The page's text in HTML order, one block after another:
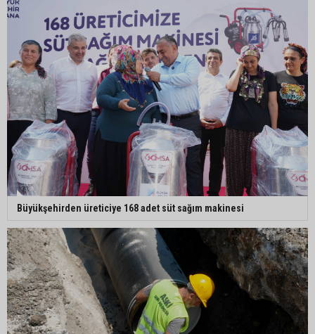
Müzeyyen Şevkin: "Yolcu garantisi verilen
havalimanında 100 emekçi neden işten
çıkarılıyor?"
Büyükşehir açıkladı: Yasaklı ırk köpeğe mevzuat
kapsamında işlem yapıldı
Doğan: "Kredi limitleri her yıl enflasyon oranı
dikkate alınarak güncellenmelidir"
Adana’da motosiklet hırsızından ilginç savunma:
“Eve gitmek için aldım, geri verecektim”
Kozan’da kaçak tütün operasyonu: 1 şüpheli
tutuklandı
Büyükşehirden üreticiye 168 adet süt sağım makinesi